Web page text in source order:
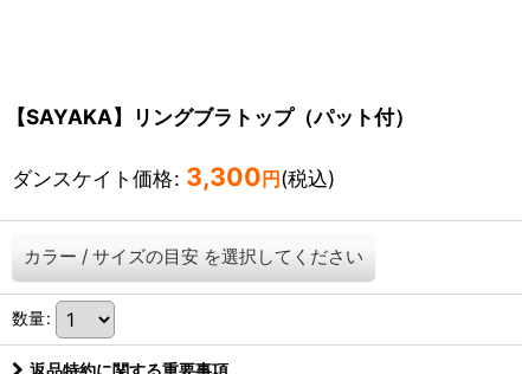
【SAYAKA】リングブラトップ（パット付）
ダンスケイト価格: 3,300 円 (税込)
カラー / サイズの目安 を選択してください
数量:
返品特約に関する重要事項